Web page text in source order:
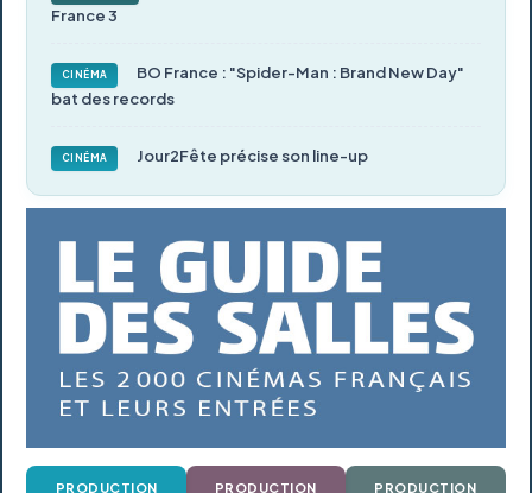
France 3
CINÉMA
BO France : "Spider-Man : Brand New Day"
bat des records
CINÉMA Jour2Fête précise son line-up
PRODUCTION PRODUCTION PRODUCTION